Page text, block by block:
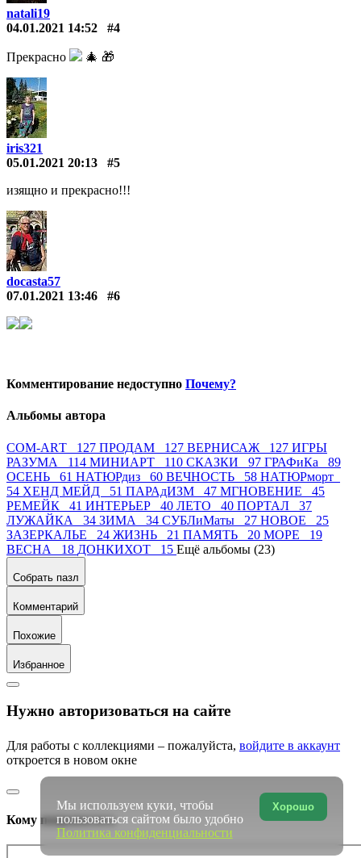
natali19
04.01.2021 14:52
#4
Прекрасно 🎄 🎁
iris321
05.01.2021 20:13
#5
изящно и прекрасно!!!
docasta57
07.01.2021 13:46
#6
Комментирование недоступно Почему?
Альбомы автора
СОМ-АRТ 127 ПРОДАМ 127 ВЕРНИСАЖ 127 ИГРЫ
РАЗУМА 114 МИНИАРТ 110 СКАЗКИ 97 ГРАФиКа 89
ОСЕНЬ 61 НАТЮРдиз 60 ВЕЧНОСТЬ 58 НАТЮРморт
54 ХЕНД МЕЙД 51 ПАРАдИЗМ 47 МГНОВЕНИЕ 45
РЕМЕЙК 41 ИНТЕРЬЕР 40 ЛЕТО 40 ПОРТАЛ 37
ЛУЖАЙКА 34 ЗИМА 34 СУБЛиМаты 27 НОВОЕ 25
ЗАЗЕРКАЛЬЕ 24 ЖИЗНЬ 21 ПАМЯТЬ 20 МОРЕ 19
ВЕСНА 18 ДОНКИХОТ 15 Ещё альбомы (23)
Собрать пазл
Комментарий
Похожие
Избранное
Нужно авторизоваться на сайте
Для работы с коллекциями – пожалуйста, войдите в аккаунт
откроется в новом окне
Кому понравилось
Хорошо
Мы используем куки, чтобы
пользоваться сайтом было удобно
Политика конфиденциальности